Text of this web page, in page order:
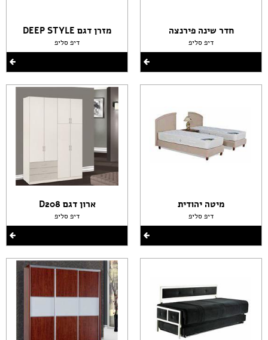
חדר שינה פירנצה
דיפ סליפ
מיטה יהודית
דיפ סליפ
מזרן דגם DEEP STYLE
דיפ סליפ
ארון דגם D208
דיפ סליפ